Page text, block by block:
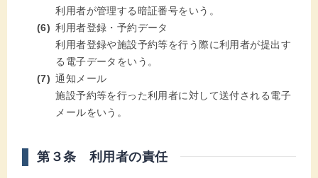
利用者が管理する暗証番号をいう。
利用者登録・予約データ
利用者登録や施設予約等を行う際に利用者が提出す
る電子データをいう。
通知メール
施設予約等を行った利用者に対して送付される電子
メールをいう。
第３条 利用者の責任